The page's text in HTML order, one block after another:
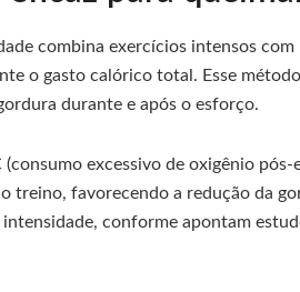
combina exercícios intensos
o gasto calórico total. Esse
durante e após o esforço.
excessivo de oxigênio
treino, favorecendo a redução da
conforme apontam